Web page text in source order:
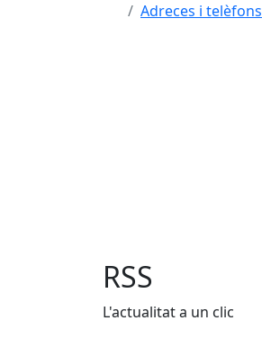
Adreces i telèfons
RSS
L'actualitat a un clic